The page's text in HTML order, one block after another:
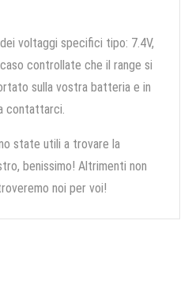
voltaggi specifici tipo: 7.4V,
controllate che il range si
sulla vostra batteria e in
contattarci.
state utili a trovare la
benissimo! Altrimenti non
noi per voi!